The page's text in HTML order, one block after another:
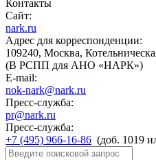
Контакты
Сайт:
nark.ru
Адрес для корреспонденции:
109240, Москва,
(В РСПП для АНО «НАРК»)
E-mail:
nok-nark@nark.ru
Пресс-служба:
pr@nark.ru
Пресс-служба:
+7 (495) 966-16-86 (доб. 1019